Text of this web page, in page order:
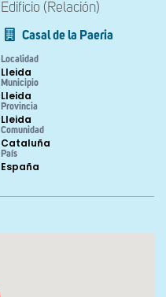
Edificio (Relación)
Casal de la Paeria
Localidad
Lleida
Municipio
Lleida
Provincia
Lleida
Comunidad
Cataluña
País
España